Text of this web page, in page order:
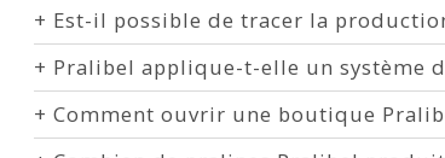
+ Est-il possible de tracer la
+ Pralibel applique-t-elle un système
+ Comment ouvrir une boutique